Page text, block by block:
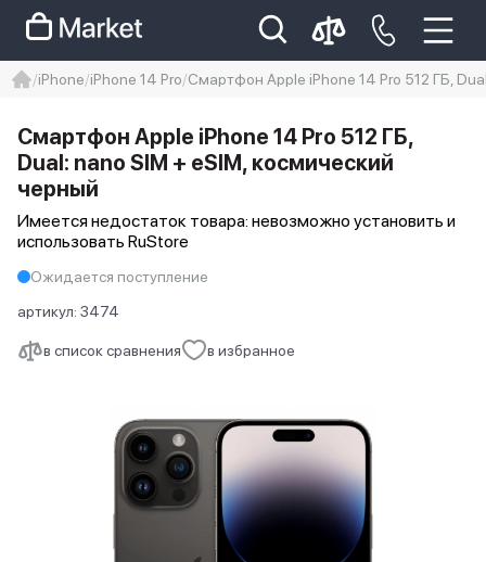
Iphone 14 pro max
айфон 14
iPhone iPhone 14 Pro Смартфон Apple iPhone 14 Pro 512 ГБ,
в список сравнения в избранное
Смартфон Apple iPhone 14 Pro 512 ГБ,
Dual: nano SIM + eSIM, космический
черный
Имеется недостаток товара: невозможно установить и
использовать RuStore
Ожидается поступление
артикул: 3474